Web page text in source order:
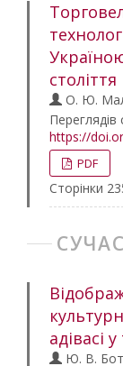
століття
О. Ю.
https://
PDF
Сторінки
адівасі
Ю. В.